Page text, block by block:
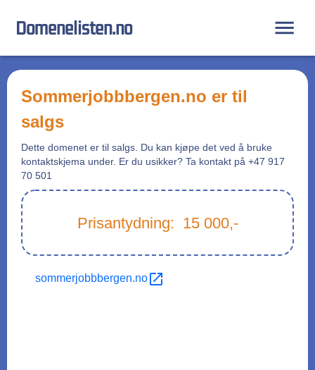
Domenelisten.no
sommerjobbbergen.no er til
salgs
Dette domenet er til salgs. Du kan kjøpe det ved å bruke
kontaktskjema under. Er du usikker? Ta kontakt på +47 917
70 501
Prisantydning: 15 000,-
sommerjobbbergen.no